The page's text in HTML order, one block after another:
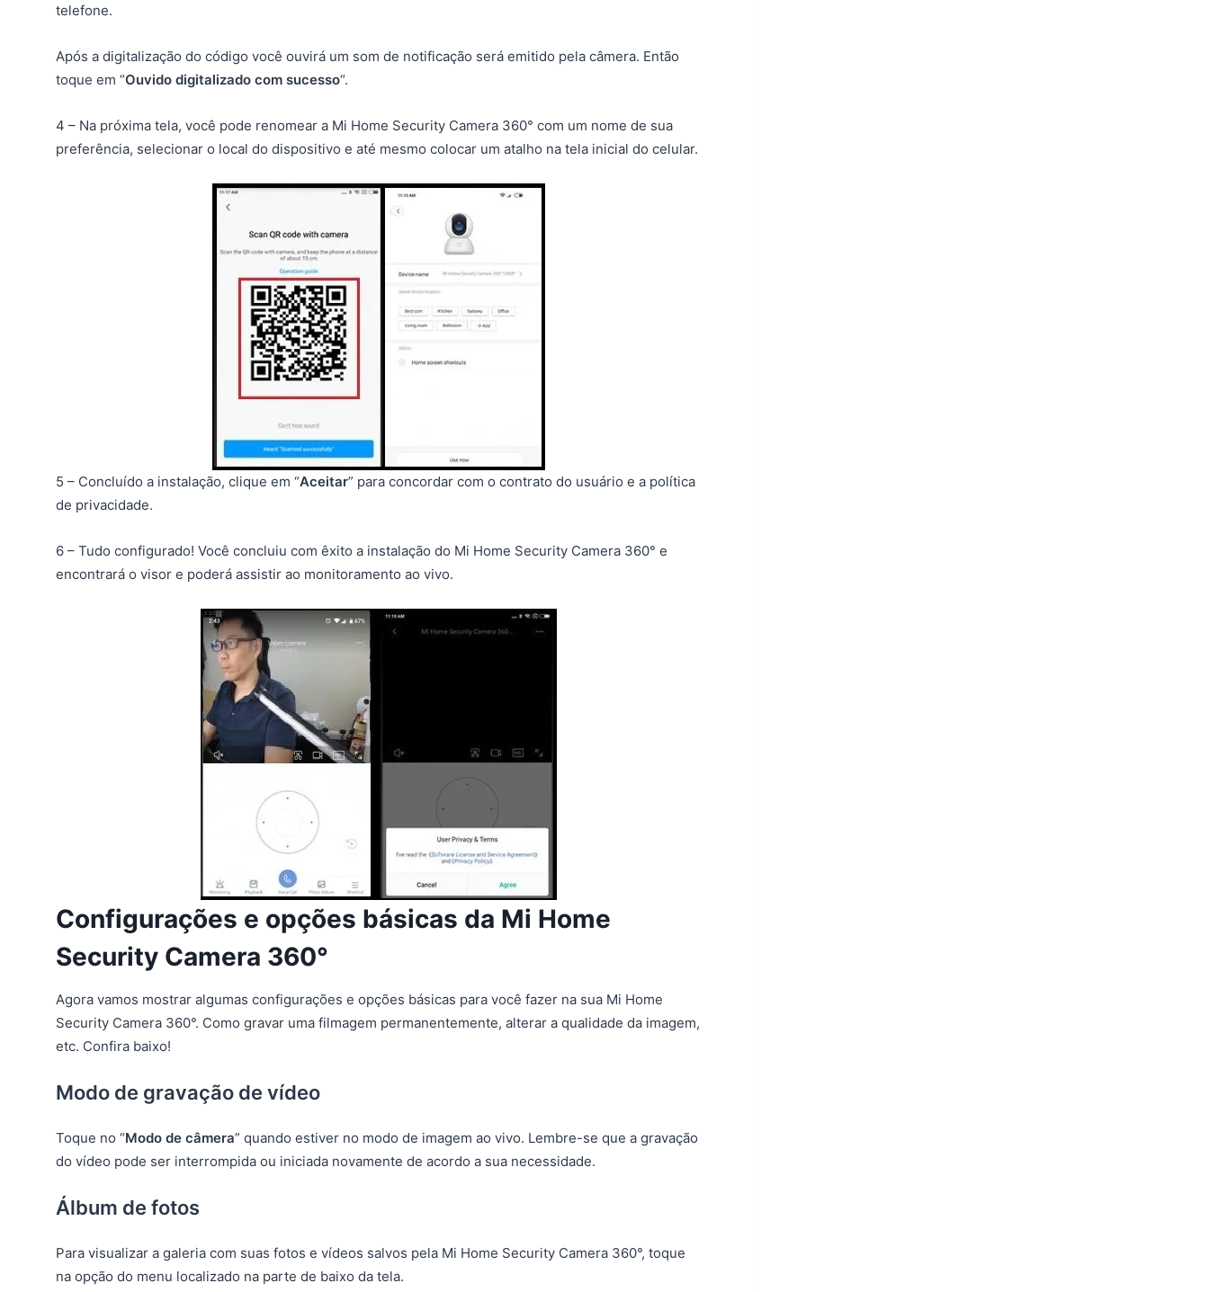
telefone.
Após a digitalização do código você ouvirá um som de notificação será emitido pela câmera. Então
toque em “Ouvido digitalizado com sucesso“.
4 – Na próxima tela, você pode renomear a Mi Home Security Camera 360° com um nome de sua
preferência, selecionar o local do dispositivo e até mesmo colocar um atalho na tela inicial do celular.
5 – Concluído a instalação, clique em “Aceitar” para concordar com o contrato do usuário e a política
de privacidade.
6 – Tudo configurado! Você concluiu com êxito a instalação do Mi Home Security Camera 360° e
encontrará o visor e poderá assistir ao monitoramento ao vivo.
Configurações e opções básicas da Mi Home
Security Camera 360°
Agora vamos mostrar algumas configurações e opções básicas para você fazer na sua Mi Home
Security Camera 360°. Como gravar uma filmagem permanentemente, alterar a qualidade da imagem,
etc. Confira baixo!
Modo de gravação de vídeo
Toque no “Modo de câmera” quando estiver no modo de imagem ao vivo. Lembre-se que a gravação
do vídeo pode ser interrompida ou iniciada novamente de acordo a sua necessidade.
Álbum de fotos
Para visualizar a galeria com suas fotos e vídeos salvos pela Mi Home Security Camera 360°, toque
na opção do menu localizado na parte de baixo da tela.